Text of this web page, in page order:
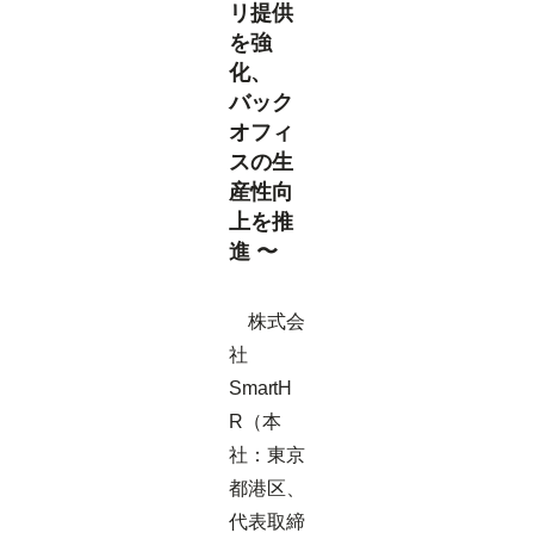
リ提供
を強
化、
バック
オフィ
スの生
産性向
上を推
進 〜
株式会
社
SmartH
R（本
社：東京
都港区、
代表取締